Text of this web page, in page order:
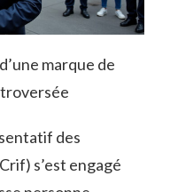
marque de
des
s’est engagé